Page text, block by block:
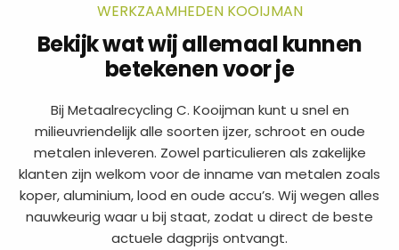
WERKZAAMHEDEN KOOIJMAN
Bekijk wat wij allemaal kunnen
betekenen voor je
Bij Metaalrecycling C. Kooijman kunt u snel en
milieuvriendelijk alle soorten ijzer, schroot en oude
metalen inleveren. Zowel particulieren als zakelijke
klanten zijn welkom voor de inname van metalen zoals
koper, aluminium, lood en oude accu’s. Wij wegen alles
nauwkeurig waar u bij staat, zodat u direct de beste
actuele dagprijs ontvangt.